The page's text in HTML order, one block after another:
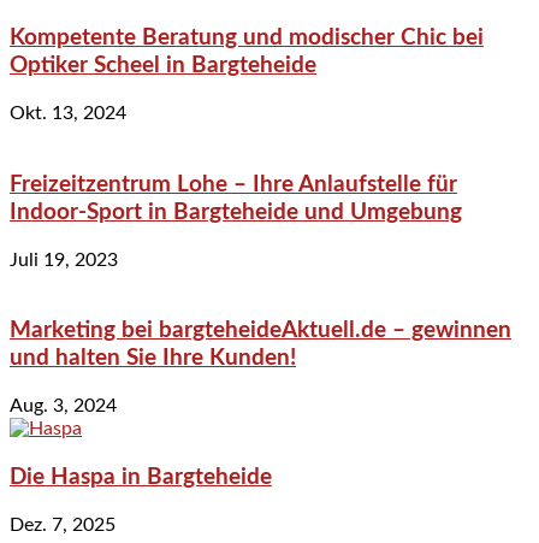
Kompetente Beratung und modischer Chic bei
Optiker Scheel in Bargteheide
Okt. 13, 2024
Freizeitzentrum Lohe – Ihre Anlaufstelle für
Indoor-Sport in Bargteheide und Umgebung
Juli 19, 2023
Marketing bei bargteheideAktuell.de – gewinnen
und halten Sie Ihre Kunden!
Aug. 3, 2024
Die Haspa in Bargteheide
Dez. 7, 2025